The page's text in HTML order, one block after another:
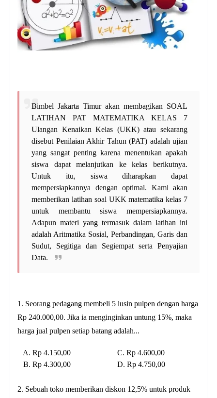
Bimbel Jakarta Timur akan membagikan SOAL
LATIHAN PAT MATEMATIKA KELAS 7
Ulangan Kenaikan Kelas (UKK) atau sekarang
disebut Penilaian Akhir Tahun (PAT) adalah ujian
yang sangat penting karena menentukan apakah
siswa dapat melanjutkan ke kelas berikutnya.
Untuk itu, siswa diharapkan dapat
mempersiapkannya dengan optimal. Kami akan
memberikan latihan soal UKK matematika kelas 7
untuk membantu siswa mempersiapkannya.
Adapun materi yang termasuk dalam latihan ini
adalah Aritmatika Sosial, Perbandingan, Garis dan
Sudut, Segitiga dan Segiempat serta Penyajian
Data.
1. Seorang pedagang membeli 5 lusin pulpen dengan harga
Rp 240.000,00. Jika ia menginginkan untung 15%, maka
harga jual pulpen setiap batang adalah...
A. Rp 4.150,00 C. Rp 4.600,00
B. Rp 4.300,00 D. Rp 4.750,00
2. Sebuah toko memberikan diskon 12,5% untuk produk